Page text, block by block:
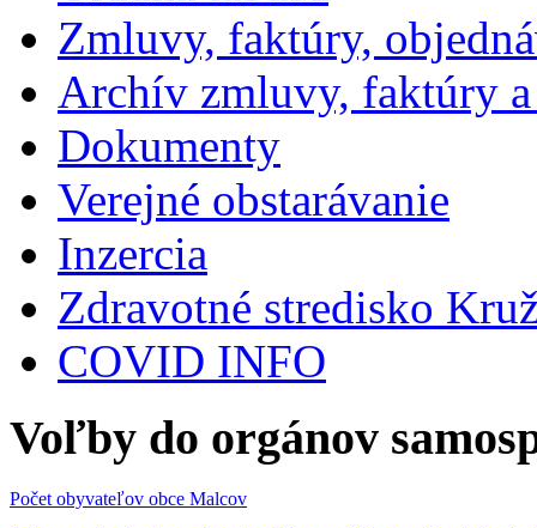
Zmluvy, faktúry,
Archív zmluvy, faktúry
Dokumenty
Verejné obstarávanie
Inzercia
Zdravotné stredisko
COVID INFO
Voľby do orgánov
Počet obyvateľov obce Malcov